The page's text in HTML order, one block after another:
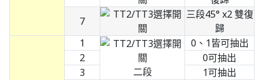
7
三段45° x2 雙復
歸
1
二段
0、1皆可抽出
2
0可抽出
3
1可抽出